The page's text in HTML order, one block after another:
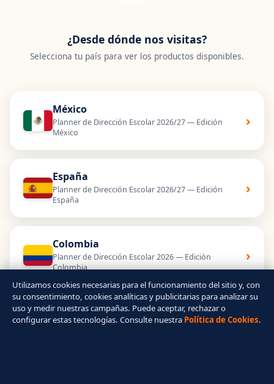
¿Desde dónde nos visitas?
Selecciona tu país para ver los productos disponibles.
México
Planner de Dirección Escolar 2026/27 — Edición
México
›
España
Planner de Dirección Escolar 2026/27 — Edición
España
›
Colombia
Planner de Dirección Escolar 2026 — Edición
Colombia
›
Brasil
Planner de Direção Escolar 2026 — Edição Brasil ›
Utilizamos cookies necesarias para el funcionamiento del sitio y, con
su consentimiento, cookies analíticas y publicitarias para analizar su
uso y medir nuestras campañas. Puede aceptar, rechazar o
configurar estas tecnologías. Consulte nuestra Política de Cookies.